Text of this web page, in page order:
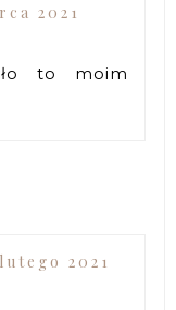
2021
to moim
2021